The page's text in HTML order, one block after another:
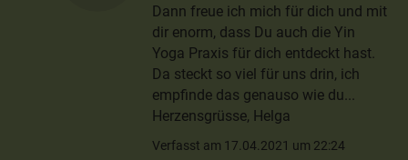
Dann freue ich mich für dich und mit
dir enorm, dass Du auch die Yin
Yoga Praxis für dich entdeckt hast.
Da steckt so viel für uns drin, ich
empfinde das genauso wie du...
Herzensgrüsse, Helga
Verfasst am 17.04.2021 um 22:24